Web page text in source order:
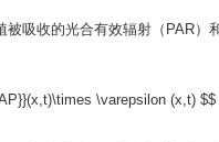
吸收的光合有效辐射（PAR）
\varepsilon (x,t) $$